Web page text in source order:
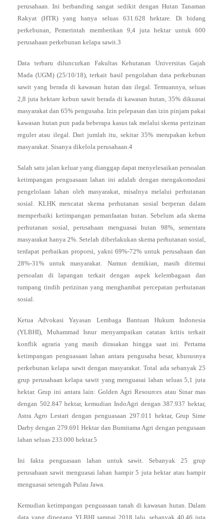
perusahaan. Ini berbanding sangat sedikit dengan Hutan Tanaman
Rakyat (HTR) yang hanya seluas 631.628 hektare. Di bidang
perkebunan, Pemerintah memberikan 9,4 juta hektar untuk 600
perusahaan perkebunan kelapa sawit.3
Data terbaru diluncurkan Fakultas Kehutanan Universitas Gajah
Mada (UGM) (25/10/18), terkait hasil pengolahan data perkebunan
sawit yang berada di kawasan hutan dan ilegal. Temuannya, seluas
2,8 juta hektare kebun sawit berada di kawasan hutan, 35% dikuasai
masyarakat dan 65% pengusaha. Izin pelepasan dan izin pinjam pakai
kawasan hutan pun pada beberapa kasus tak melalui skema perizinan
reguler atau ilegal. Dari jumlah itu, sekitar 35% merupakan kebun
masyarakat. Sisanya dikelola perusahaan.4
Salah satu jalan keluar yang dianggap dapat menyelesaikan persoalan
ketimpangan penguasaan lahan ini adalah dengan mengakomodasi
pengelolaan lahan oleh masyarakat, misalnya melalui perhutanan
sosial. KLHK mencatat skema perhutanan sosial berperan dalam
memperbaiki ketimpangan pemanfaatan hutan. Sebelum ada skema
perhutanan sosial, perusahaan menguasai hutan 98%, sementara
masyarakat hanya 2%. Setelah diberlakukan skema perhutanan sosial,
terdapat perbaikan proporsi, yakni 69%-72% untuk perusahaan dan
28%-31% untuk masyarakat. Namun demikian, masih ditemui
persoalan di lapangan terkait dengan aspek kelembagaan dan
tumpang tindih perizinan yang menghambat percepatan perhutanan
sosial.
Ketua Advokasi Yayasan Lembaga Bantuan Hukum Indonesia
(YLBHI), Muhammad Isnur menyampaikan catatan kritis terkait
konflik agraria yang masih dirasakan hingga saat ini. Pertama
ketimpangan penguasaan lahan antara pengusaha besar, khususnya
perkebunan kelapa sawit dengan masyarakat. Total ada sebanyak 25
grup perusahaan kelapa sawit yang menguasai lahan seluas 5,1 juta
hektar. Grup ini antara lain: Golden Agri Resources atau Sinar mas
dengan 502.847 hektar, kemudian IndoAgri dengan 387.937 hektar,
Astra Agro Lestari dengan penguasaan 297.011 hektar, Grup Sime
Darby dengan 279.691 Hektar dan Bumitama Agri dengan pengusaan
lahan seluas 233.000 hektar.5
Ini fakta penguasaan lahan untuk sawit. Sebanyak 25 grup
perusahaan sawit menguasai lahan hampir 5 juta hektar atau hampir
menguasai setengah Pulau Jawa.
Kemudian ketimpangan penguasaan tanah di kawasan hutan. Dalam
data yang dipegang YLBHI sampai 2018 lalu, sebanyak 40.46 juta